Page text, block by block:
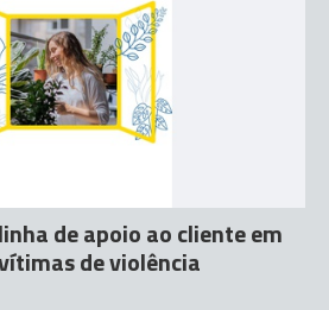
de apoio ao cliente em
de violência